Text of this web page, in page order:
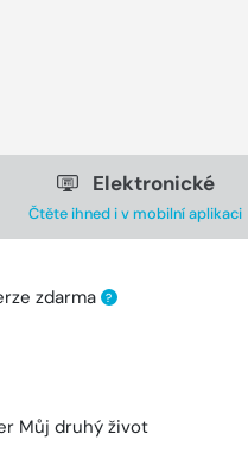
Elektronické
Čtěte ihned i v mobilní aplikaci
zdarma ?
Můj druhý život